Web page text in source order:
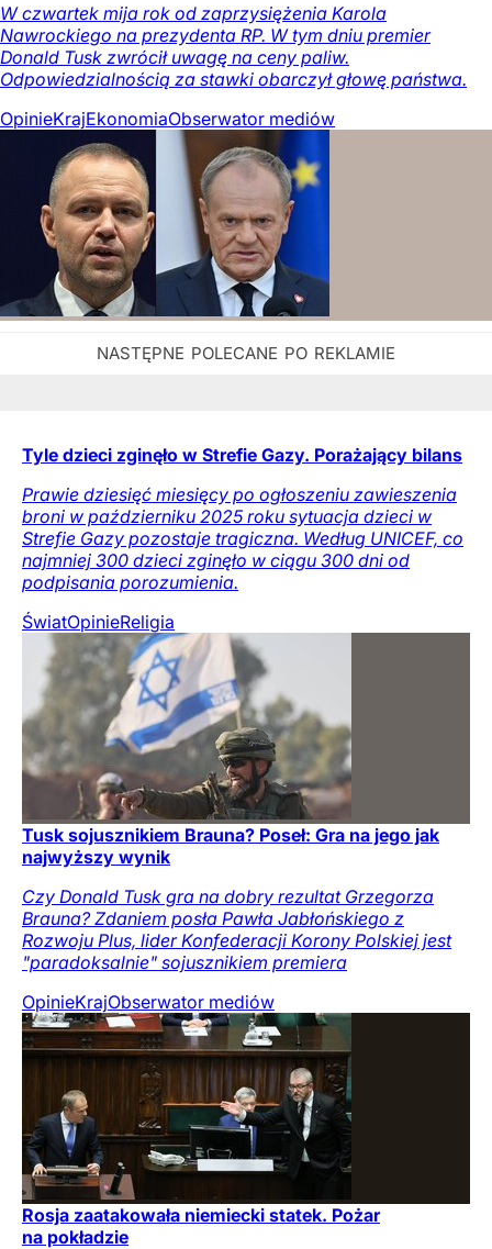
W czwartek mija rok od zaprzysiężenia Karola
Nawrockiego na prezydenta RP. W tym dniu premier
Donald Tusk zwrócił uwagę na ceny paliw.
Odpowiedzialnością za stawki obarczył głowę państwa.
OpinieKrajEkonomiaObserwator mediów
Tyle dzieci zginęło w Strefie Gazy. Porażający bilans
Prawie dziesięć miesięcy po ogłoszeniu zawieszenia
broni w październiku 2025 roku sytuacja dzieci w
Strefie Gazy pozostaje tragiczna. Według UNICEF, co
najmniej 300 dzieci zginęło w ciągu 300 dni od
podpisania porozumienia.
ŚwiatOpinieReligia
Tusk sojusznikiem Brauna? Poseł: Gra na jego jak
najwyższy wynik
Czy Donald Tusk gra na dobry rezultat Grzegorza
Brauna? Zdaniem posła Pawła Jabłońskiego z
Rozwoju Plus, lider Konfederacji Korony Polskiej jest
"paradoksalnie" sojusznikiem premiera
OpinieKrajObserwator mediów
Rosja zaatakowała niemiecki statek. Pożar
na pokładzie